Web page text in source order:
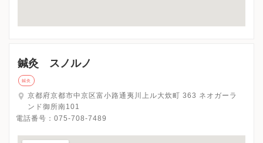
鍼灸 スノルノ
鍼灸
京都府京都市中京区富小路通夷川上ル大炊町 363 ネオガーラ
ンド御所南101
電話番号： 075-708-7489